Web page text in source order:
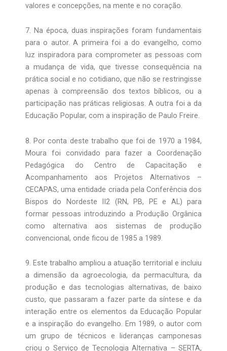
valores e concepções, na mente e no coração.
7. Na época, duas inspirações foram fundamentais
para o autor. A primeira foi a do evangelho, como
luz inspiradora para comprometer as pessoas com
a mudança de vida, que tivesse consequência na
prática social e no cotidiano, que não se restringisse
apenas à compreensão dos textos bíblicos, ou a
participação nas práticas religiosas. A outra foi a da
Educação Popular, com a inspiração de Paulo Freire.
8. Por conta deste trabalho que foi de 1970 a 1984,
Moura foi convidado para fazer a Coordenação
Pedagógica do Centro de Capacitação e
Acompanhamento aos Projetos Alternativos –
CECAPAS, uma entidade criada pela Conferência dos
Bispos do Nordeste II2 (RN, PB, PE e AL) para
formar pessoas introduzindo a Produção Orgânica
como alternativa aos sistemas de produção
convencional, onde ficou de 1985 a 1989.
9. Este trabalho ampliou a atuação territorial e incluiu
a dimensão da agroecologia, da permacultura, da
produção e das tecnologias alternativas, de baixo
custo, que passaram a fazer parte da síntese e da
interação entre os elementos da Educação Popular
e a inspiração do evangelho. Em 1989, o autor com
um grupo de técnicos e lideranças camponesas
criou o Serviço de Tecnologia Alternativa – SERTA,